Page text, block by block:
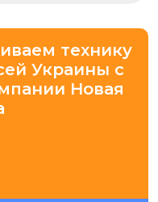
технику
Украины с
Новая